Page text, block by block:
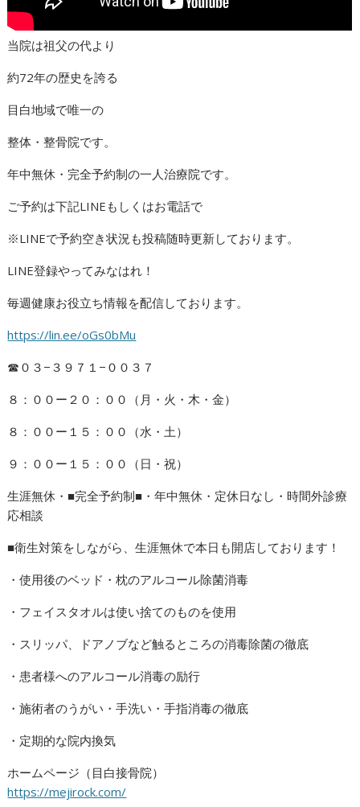
当院は祖父の代より
約72年の歴史を誇る
目白地域で唯一の
整体・整骨院です。
年中無休・完全予約制の一人治療院です。
ご予約は下記LINEもしくはお電話で
※LINEで予約空き状況も投稿随時更新しております。
LINE登録やってみなはれ！
毎週健康お役立ち情報を配信しております。
https://lin.ee/oGs0bMu
☎︎０３−３９７１−００３７
８：００ー２０：００（月・火・木・金）
８：００ー１５：００（水・土）
９：００ー１５：００（日・祝）
生涯無休・■完全予約制■・年中無休・定休日なし・時間外診療
応相談
■衛生対策をしながら、生涯無休で本日も開店しております！
・使用後のベッド・枕のアルコール除菌消毒
・フェイスタオルは使い捨てのものを使用
・スリッパ、ドアノブなど触るところの消毒除菌の徹底
・患者様へのアルコール消毒の励行
・施術者のうがい・手洗い・手指消毒の徹底
・定期的な院内換気
ホームページ（目白接骨院）
https://mejirock.com/